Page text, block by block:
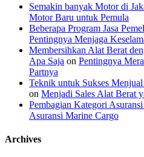
Semakin banyak Motor di
Motor Baru untuk Pemula
Beberapa Program Jasa
Pentingnya Menjaga
Membersihkan Alat Berat
Apa Saja on Pentingnya
Partnya
Teknik untuk Sukses
on Menjadi Sales Alat Berat
Pembagian Kategori
Asuransi Marine Cargo
Archives